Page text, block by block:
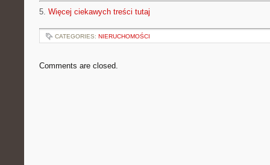
5. Więcej ciekawych treści tutaj
CATEGORIES: NIERUCHOMOŚCI
Comments are closed.